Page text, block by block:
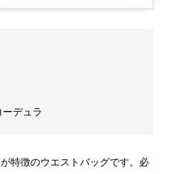
デュラ
特徴のウエストバッグです。必